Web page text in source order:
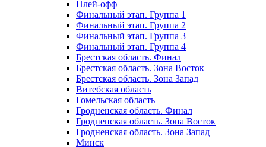
Плей-офф
Финальный этап. Группа 1
Финальный этап. Группа 2
Финальный этап. Группа 3
Финальный этап. Группа 4
Брестская область. Финал
Брестская область. Зона Восток
Брестская область. Зона Запад
Витебская область
Гомельская область
Гродненская область. Финал
Гродненская область. Зона Восток
Гродненская область. Зона Запад
Минск